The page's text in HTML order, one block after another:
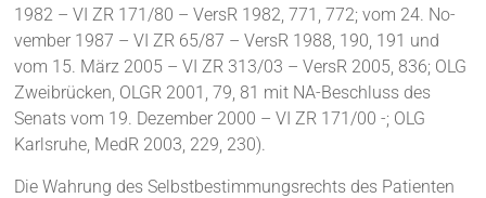
1982 – VI ZR 171/80 – VersR 1982, 771, 772; vom 24. No-
vember 1987 – VI ZR 65/87 – VersR 1988, 190, 191 und
vom 15. März 2005 – VI ZR 313/03 – VersR 2005, 836; OLG
Zweibrücken, OLGR 2001, 79, 81 mit NA-Beschluss des
Senats vom 19. Dezember 2000 – VI ZR 171/00 -; OLG
Karlsruhe, MedR 2003, 229, 230).
Die Wahrung des Selbstbestimmungsrechts des Patienten